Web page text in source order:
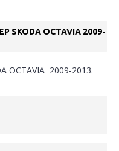
OCTAVIA 2009-
OCTAVIA 2009-2013.